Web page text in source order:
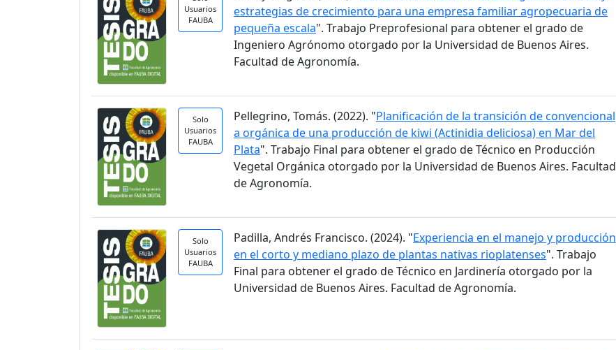
Usuarios
FAUBA
estrategias de crecimiento para una empresa familiar agropecuaria de
pequeña escala". Trabajo Preprofesional para obtener el grado de
Ingeniero Agrónomo otorgado por la Universidad de Buenos Aires.
Facultad de Agronomía.
Solo
Usuarios
FAUBA
Pellegrino, Tomás. (2022). "Planificación de la transición de convencional
a orgánica de una producción de kiwi (Actinidia deliciosa) en Mar del
Plata". Trabajo Final para obtener el grado de Técnico en Producción
Vegetal Orgánica otorgado por la Universidad de Buenos Aires. Facultad
de Agronomía.
Solo
Usuarios
FAUBA
Padilla, Andrés Francisco. (2024). "Experiencia en el manejo y producción
en el corto y mediano plazo de plantas nativas rioplatenses". Trabajo
Final para obtener el grado de Técnico en Jardinería otorgado por la
Universidad de Buenos Aires. Facultad de Agronomía.